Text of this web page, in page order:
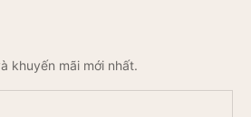
khuyến mãi mới nhất.